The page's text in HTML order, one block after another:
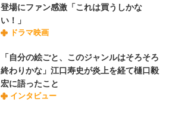
登場にファン感激「これは買うしかな
い！」
ドラマ映画
「自分の絵ごと、このジャンルはそろそろ
終わりかな」江口寿史が炎上を経て樋口毅
宏に語ったこと
インタビュー